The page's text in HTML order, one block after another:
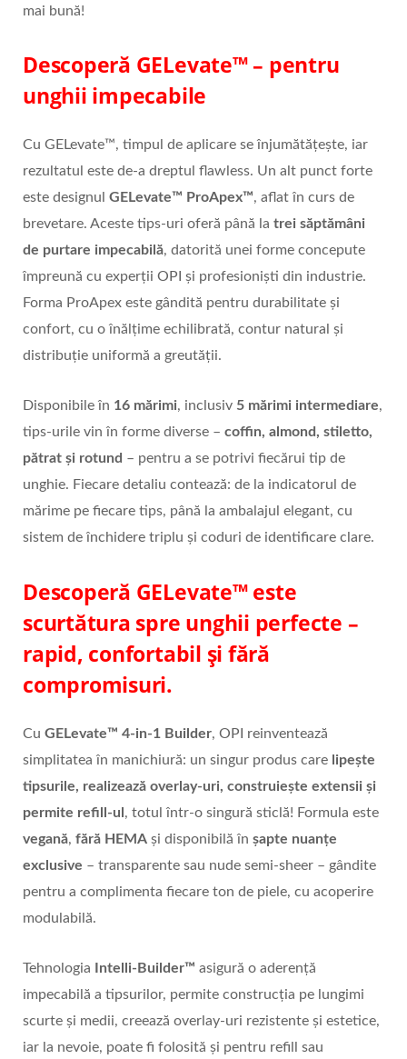
mai bună!
Descoperă GELevate™ – pentru
unghii impecabile
Cu GELevate™, timpul de aplicare se înjumătățește, iar
rezultatul este de-a dreptul flawless. Un alt punct forte
este designul GELevate™ ProApex™, aflat în curs de
brevetare. Aceste tips-uri oferă până la trei săptămâni
de purtare impecabilă, datorită unei forme concepute
împreună cu experții OPI și profesioniști din industrie.
Forma ProApex este gândită pentru durabilitate și
confort, cu o înălțime echilibrată, contur natural și
distribuție uniformă a greutății.
Disponibile în 16 mărimi, inclusiv 5 mărimi intermediare,
tips-urile vin în forme diverse – coffin, almond, stiletto,
pătrat și rotund – pentru a se potrivi fiecărui tip de
unghie. Fiecare detaliu contează: de la indicatorul de
mărime pe fiecare tips, până la ambalajul elegant, cu
sistem de închidere triplu și coduri de identificare clare.
Descoperă GELevate™este
scurtătura spre unghii perfecte –
rapid, confortabil și fără
compromisuri.
Cu GELevate™ 4-in-1 Builder, OPI reinventează
simplitatea în manichiură: un singur produs care lipește
tipsurile, realizează overlay-uri, construiește extensii și
permite refill-ul , totul într-o singură sticlă! Formula este
vegană, fără HEMA și disponibilă în șapte nuanțe
exclusive – transparente sau nude semi-sheer – gândite
pentru a complimenta fiecare ton de piele, cu acoperire
modulabilă.
Tehnologia Intelli-Builder™ asigură o aderență
impecabilă a tipsurilor, permite construcția pe lungimi
scurte și medii, creează overlay-uri rezistente și estetice,
iar la nevoie, poate fi folosită și pentru refill sau